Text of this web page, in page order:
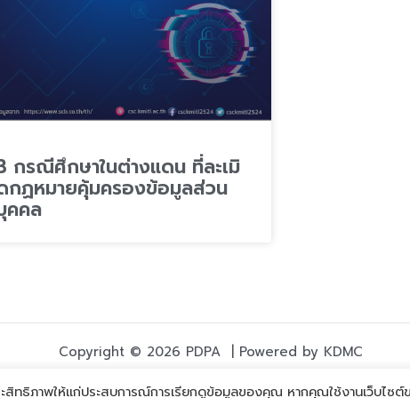
กรณีศึกษาในต่างแดน ที่ละเมิ
กฏหมายคุ้มครองข้อมูลส่วน
คคล
Copyright © 2026 PDPA | Powered by KDMC
ะสิทธิภาพให้แก่ประสบการณ์การเรียกดูข้อมูลของคุณ หากคุณใช้งานเว็บไซต์